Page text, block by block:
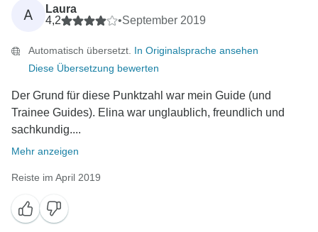
A
Laura
4,2
•September 2019
Automatisch übersetzt. In Originalsprache ansehen
Diese Übersetzung bewerten
Der Grund für diese Punktzahl war mein Guide (und
Trainee Guides). Elina war unglaublich, freundlich und
sachkundig....
Mehr anzeigen
Reiste im April 2019